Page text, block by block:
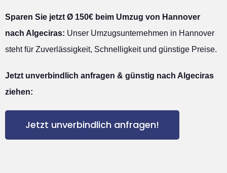
Sparen Sie jetzt Ø 150€ beim Umzug von Hannover
nach Algeciras: Unser Umzugsunternehmen in Hannover
steht für Zuverlässigkeit, Schnelligkeit und günstige Preise.
Jetzt unverbindlich anfragen & günstig nach Algeciras
ziehen:
Jetzt unverbindlich anfragen!